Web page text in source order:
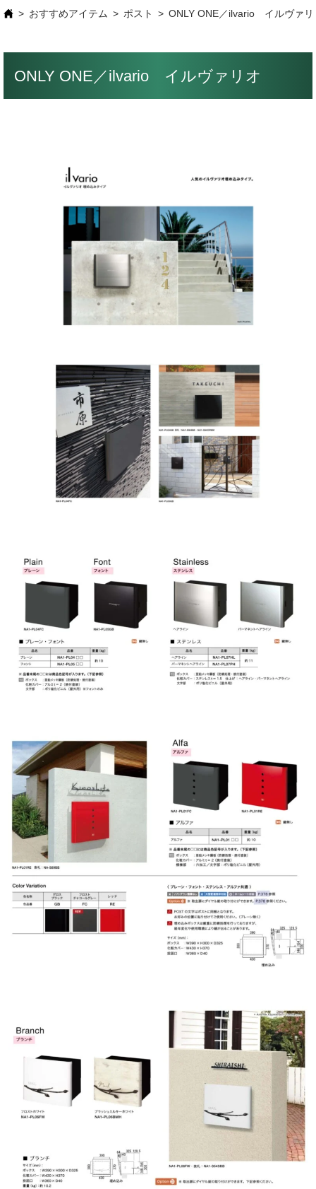
おすすめアイテム ポスト ONLY ONE／ilvario イルヴァリ
ONLY ONE／ilvario イルヴァリオ